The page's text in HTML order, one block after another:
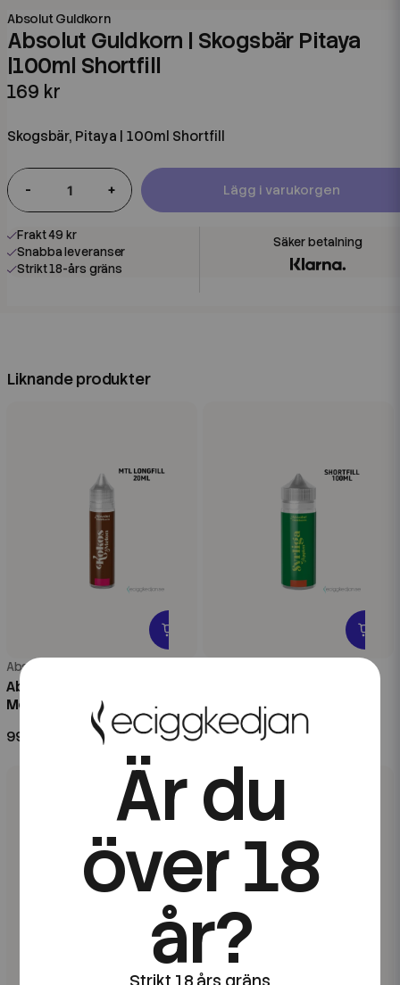
Absolut Guldkorn
Absolut Guldkorn | Skogsbär Pitaya
|100ml Shortfill
169 kr
Skogsbär, Pitaya | 100ml Shortfill
- + Lägg i varukorgen
Frakt 49 kr
Snabba leveranser
Strikt 18-års gräns
Liknande produkter
Absolut Guldkorn
Absolut Guldkorn | Kokos
Melon | 20ml Longfill
99 kr
Äpplen |100ml Shortfill
169 kr
Är du
över 18
år?